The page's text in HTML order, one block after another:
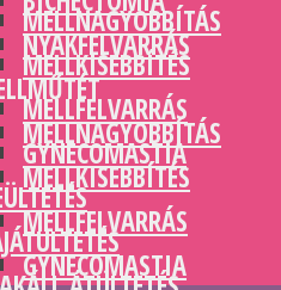
MELLNAGYOBBÍTÁS
MELLKISEBBÍTÉS
MELLFELVARRÁS
GYNECOMASTIA
NYAKFELVARRÁS
MELLNAGYOBBÍTÁS
MELLKISEBBÍTÉS
MELLFELVARRÁS
GYNECOMASTIA